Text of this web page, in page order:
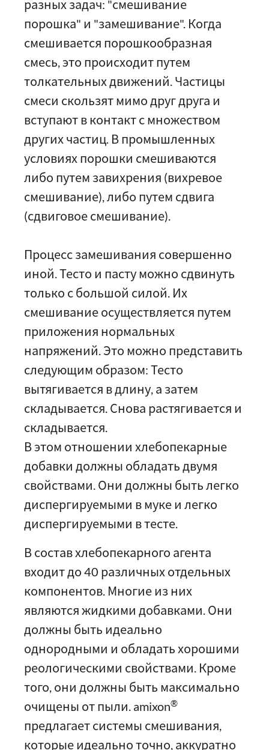
разных задач: "смешивание
порошка" и "замешивание". Когда
смешивается порошкообразная
смесь, это происходит путем
толкательных движений. Частицы
смеси скользят мимо друг друга и
вступают в контакт с множеством
других частиц. В промышленных
условиях порошки смешиваются
либо путем завихрения (вихревое
смешивание), либо путем сдвига
(сдвиговое смешивание).
Процесс замешивания совершенно
иной. Тесто и пасту можно сдвинуть
только с большой силой. Их
смешивание осуществляется путем
приложения нормальных
напряжений. Это можно представить
следующим образом: Тесто
вытягивается в длину, а затем
складывается. Снова растягивается и
складывается.
В этом отношении хлебопекарные
добавки должны обладать двумя
свойствами. Они должны быть легко
диспергируемыми в муке и легко
диспергируемыми в тесте.
В состав хлебопекарного агента
входит до 40 различных отдельных
компонентов. Многие из них
являются жидкими добавками. Они
должны быть идеально
однородными и обладать хорошими
реологическими свойствами. Кроме
того, они должны быть максимально
очищены от пыли. amixon®
предлагает системы смешивания,
которые идеально точно, аккуратно